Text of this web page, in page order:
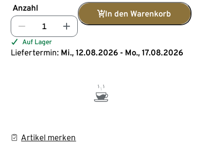
Anzahl
In den Warenkorb
Auf Lager
Liefertermin: Mi., 12.08.2026 - Mo., 17.08.2026
Artikel merken